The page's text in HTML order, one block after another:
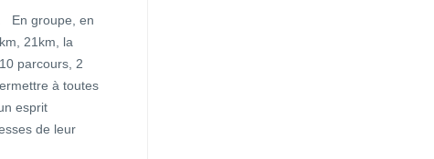
En groupe, en
21km, la
parcours, 2
à toutes
esprit
de leur